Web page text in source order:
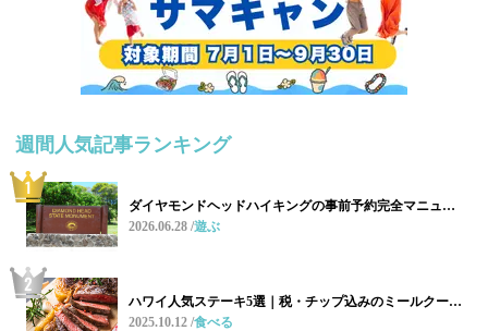
週間人気記事ランキング
ダイヤモンドヘッドハイキングの事前予約完全マニュ…
2026.06.28 遊ぶ
ハワイ人気ステーキ5選｜税・チップ込みのミールクー…
2025.10.12 食べる